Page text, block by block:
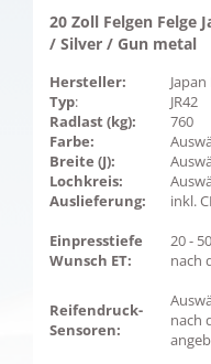
20 Zoll Felgen Felge
/ Silver / Gun metal
Hersteller:
Typ:
JR42
Radlast (kg):
760
Farbe:
Breite (J):
Lochkreis:
Auslieferung:
inkl.
Einpresstiefe
Wunsch ET:
20 - 50
nach
Reifendruck-
Sensoren:
nach